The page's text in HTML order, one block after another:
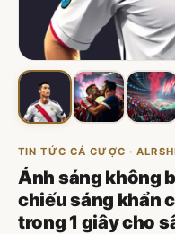
TIN TỨC CÁ CƯỢC ·
Ánh sáng không
chiếu sáng khẩn
trong 1 giây cho